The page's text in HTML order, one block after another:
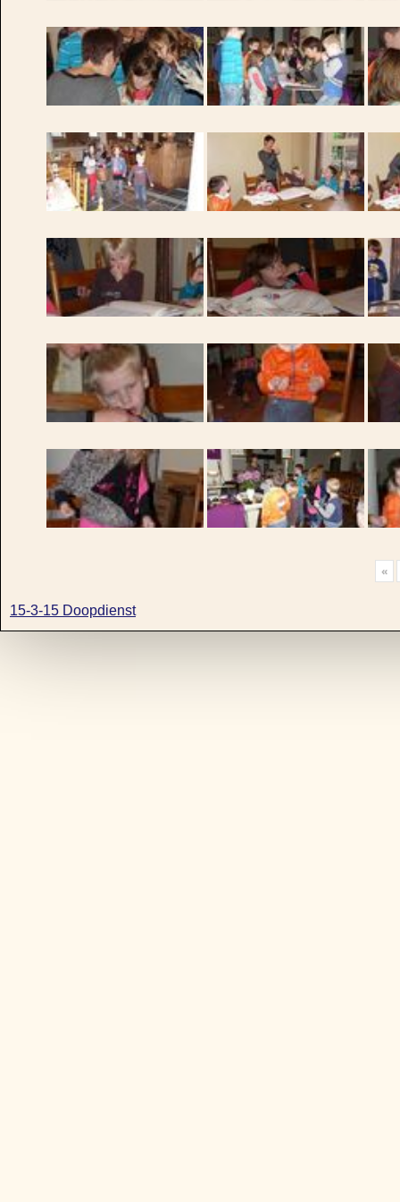
«
15-3-15 Doopdienst